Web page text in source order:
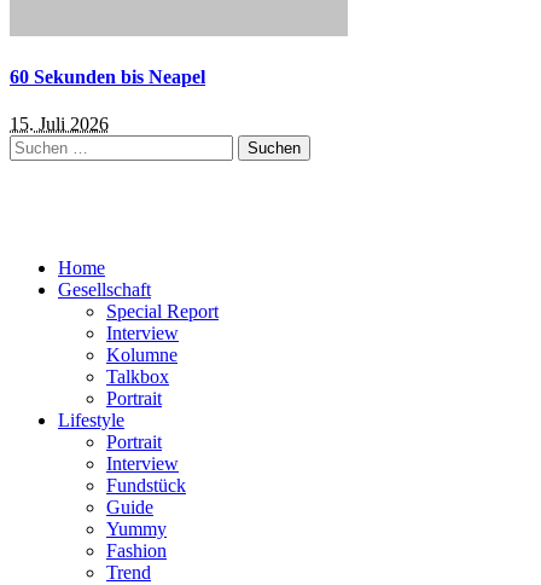
60 Sekunden bis Neapel
15. Juli 2026
Suchen
nach:
Home
Gesellschaft
Special Report
Interview
Kolumne
Talkbox
Portrait
Lifestyle
Portrait
Interview
Fundstück
Guide
Yummy
Fashion
Trend